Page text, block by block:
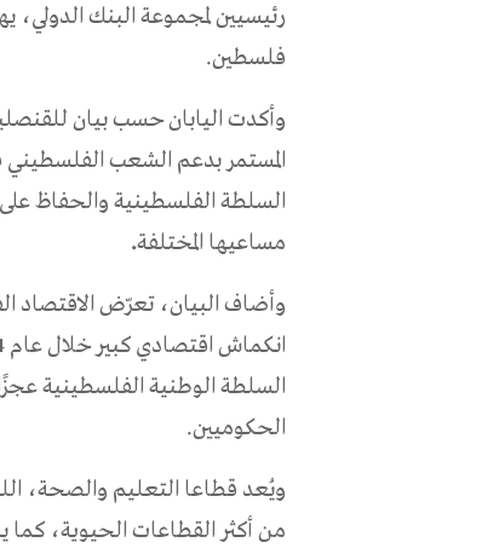
رئيسيين لمجموعة البنك الدولي،
فلسطين.
المستمر بدعم الشعب
السلطة الفلسطينية والحفاظ
مساعيها المختلفة.
وأضاف البيان، تعرّض الاقتصاد
السلطة الوطنية الفلسطينية
الحكوميين.
من أكثر القطاعات الحيوية،